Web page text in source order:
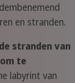
en stranden.
stranden van
te
labyrint van